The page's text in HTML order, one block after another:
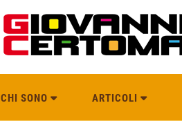
CHI SONO ARTICOLI